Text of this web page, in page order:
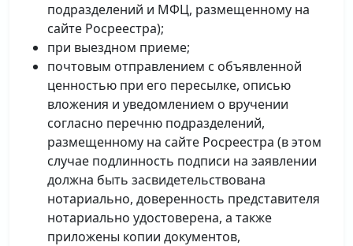
подразделений и МФЦ, размещенному на
сайте Росреестра);
при выездном приеме;
почтовым отправлением с объявленной
ценностью при его пересылке, описью
вложения и уведомлением о вручении
согласно перечню подразделений,
размещенному на сайте Росреестра (в этом
случае подлинность подписи на заявлении
должна быть засвидетельствована
нотариально, доверенность представителя
нотариально удостоверена, а также
приложены копии документов,